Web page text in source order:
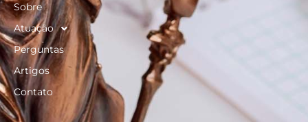
Sobre
Atuação
Perguntas
Artigos
Contato